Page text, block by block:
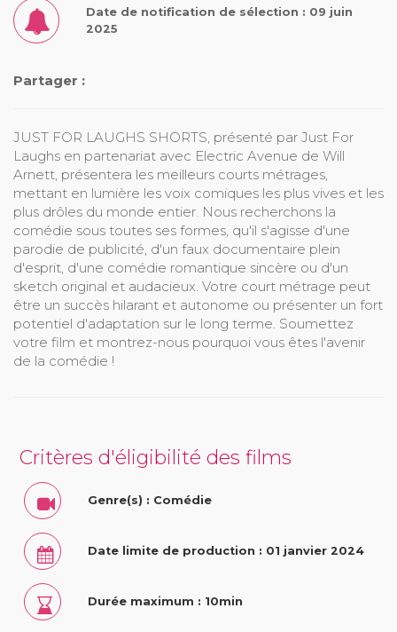
Date de notification de sélection : 09 juin
2025
Partager :
JUST FOR LAUGHS SHORTS, présenté par Just For
Laughs en partenariat avec Electric Avenue de Will
Arnett, présentera les meilleurs courts métrages,
mettant en lumière les voix comiques les plus vives et les
plus drôles du monde entier. Nous recherchons la
comédie sous toutes ses formes, qu'il s'agisse d'une
parodie de publicité, d'un faux documentaire plein
d'esprit, d'une comédie romantique sincère ou d'un
sketch original et audacieux. Votre court métrage peut
être un succès hilarant et autonome ou présenter un fort
potentiel d'adaptation sur le long terme. Soumettez
votre film et montrez-nous pourquoi vous êtes l'avenir
de la comédie !
Critères d'éligibilité des films
Genre(s) : Comédie
Date limite de production : 01 janvier 2024
Durée maximum : 10min